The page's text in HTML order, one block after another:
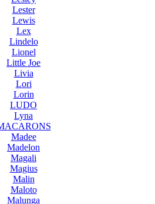
Lester
Lewis
Lex
Lindelo
Lionel
Little Joe
Livia
Lori
Lorin
LUDO
Lyna
Madee
Madelon
Magali
Magius
Malin
Maloto
Malunga